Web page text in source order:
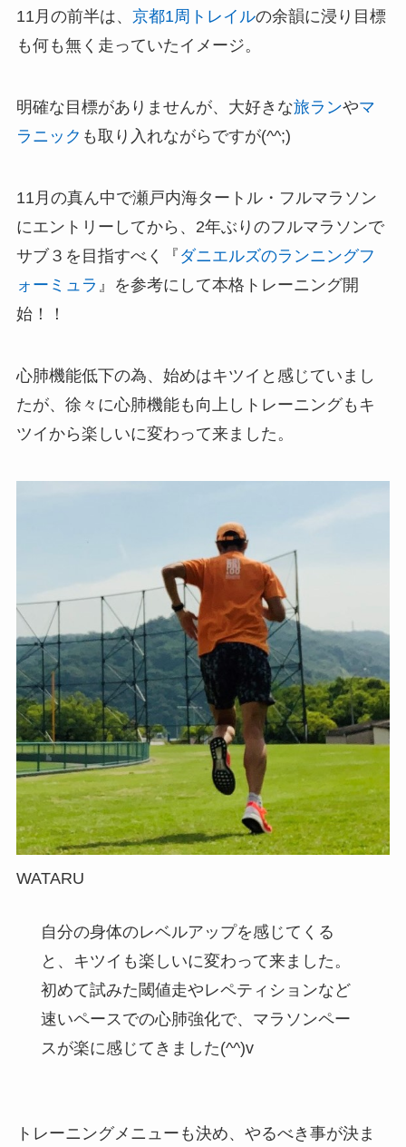
11月の前半は、 京都1周トレイルの余韻に浸り目標
も何も無く走っていたイメージ。
明確な目標がありませんが、大好きな旅ランやマ
ラニック も取り入れながらですが(^^;)
11月の真ん中で瀬戸内海タートル・フルマラソン
にエントリーしてから、2年ぶりのフルマラソンで
サブ３を目指すべく『 ダニエルズのランニングフ
ォーミュラ 』を参考にして本格トレーニング開
始！！
心肺機能低下の為、始めはキツイと感じていまし
たが、徐々に心肺機能も向上しトレーニングもキ
ツイから楽しいに変わって来ました。
WATARU
自分の身体のレベルアップを感じてくる
と、キツイも楽しいに変わって来ました。
初めて試みた閾値走やレペティションなど
速いペースでの心肺強化で、マラソンペー
スが楽に感じてきました(^^)v
トレーニングメニューも決め、やるべき事が決ま